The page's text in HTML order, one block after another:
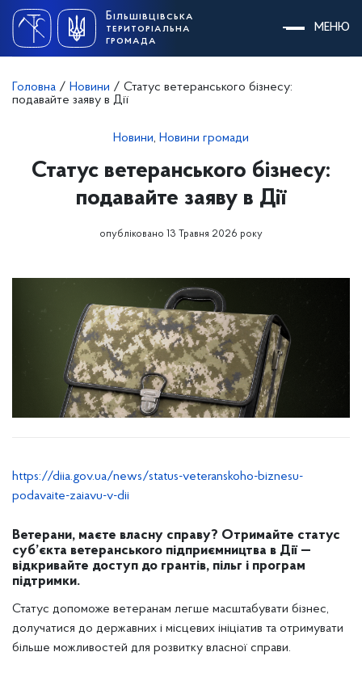
content
Більшівцівська
територіальна
громада
МЕНЮ
Головна / Новини / Статус ветеранського бізнесу:
подавайте заяву в Дії
Новини, Новини громади
Статус ветеранського бізнесу:
подавайте заяву в Дії
опубліковано 13 Травня 2026 року
https://diia.gov.ua/news/status-veteranskoho-biznesu-
podavaite-zaiavu-v-dii
Ветерани, маєте власну справу? Отримайте статус
суб’єкта ветеранського підприємництва в Дії —
відкривайте доступ до грантів, пільг і програм
підтримки.
Статус допоможе ветеранам легше масштабувати бізнес,
долучатися до державних і місцевих ініціатив та отримувати
більше можливостей для розвитку власної справи.